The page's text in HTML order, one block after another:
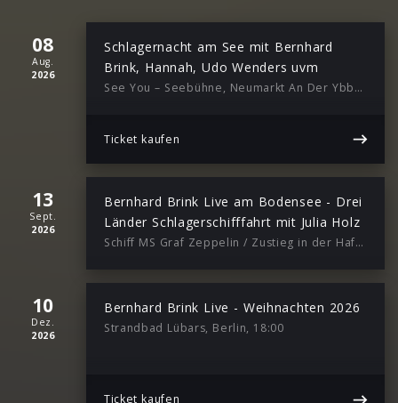
08
Aug.
2026
Schlagernacht am See mit Bernhard
Brink, Hannah, Udo Wenders uvm
See You – Seebühne, Neumarkt An Der Ybbs, 19:00
Ticket kaufen
13
Sept.
2026
Bernhard Brink Live am Bodensee - Drei
Länder Schlagerschifffahrt mit Julia Holz
Schiff MS Graf Zeppelin / Zustieg in der Hafenpromenade, Friedrichshafen, 16:00
10
Dez.
2026
Bernhard Brink Live - Weihnachten 2026
Strandbad Lübars, Berlin, 18:00
Ticket kaufen